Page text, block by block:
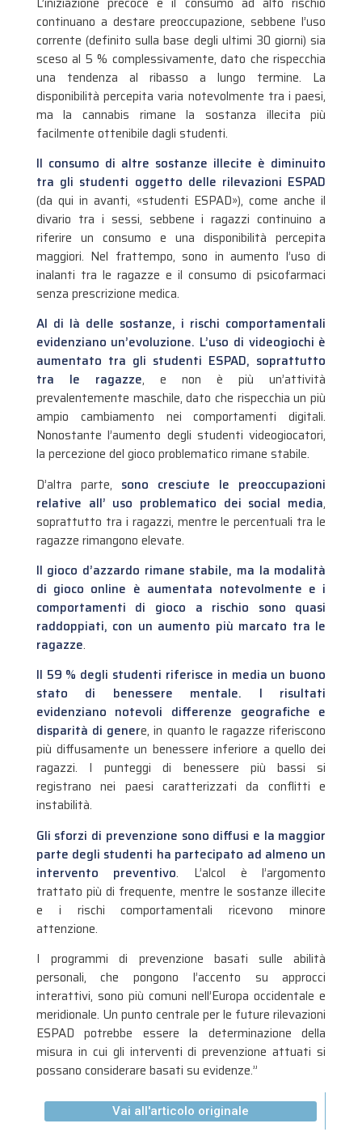
continuano a destare preoccupazione, sebbene l’uso
corrente (definito sulla base degli ultimi 30 giorni) sia
sceso al 5 % complessivamente, dato che rispecchia
una tendenza al ribasso a lungo termine. La
disponibilità percepita varia notevolmente tra i paesi,
ma la cannabis rimane la sostanza illecita più
facilmente ottenibile dagli studenti.
Il consumo di altre sostanze illecite è diminuito
tra gli studenti oggetto delle rilevazioni ESPAD
(da qui in avanti, «studenti ESPAD»), come anche il
divario tra i sessi, sebbene i ragazzi continuino a
riferire un consumo e una disponibilità percepita
maggiori. Nel frattempo, sono in aumento l’uso di
inalanti tra le ragazze e il consumo di psicofarmaci
senza prescrizione medica.
Al di là delle sostanze, i rischi comportamentali
evidenziano un’evoluzione. L’uso di videogiochi è
aumentato tra gli studenti ESPAD, soprattutto
tra le ragazze, e non è più un’attività
prevalentemente maschile, dato che rispecchia un più
ampio cambiamento nei comportamenti digitali.
Nonostante l’aumento degli studenti videogiocatori,
la percezione del gioco problematico rimane stabile.
D’altra parte, sono cresciute le preoccupazioni
relative all’ uso problematico dei social media,
soprattutto tra i ragazzi, mentre le percentuali tra le
ragazze rimangono elevate.
Il gioco d’azzardo rimane stabile, ma la modalità
di gioco online è aumentata notevolmente e i
comportamenti di gioco a rischio sono quasi
raddoppiati, con un aumento più marcato tra le
ragazze.
Il 59 % degli studenti riferisce in media un buono
stato di benessere mentale. I risultati
evidenziano notevoli differenze geografiche e
disparità di genere, in quanto le ragazze riferiscono
più diffusamente un benessere inferiore a quello dei
ragazzi. I punteggi di benessere più bassi si
registrano nei paesi caratterizzati da conflitti e
instabilità.
Gli sforzi di prevenzione sono diffusi e la maggior
parte degli studenti ha partecipato ad almeno un
intervento preventivo. L’alcol è l’argomento
trattato più di frequente, mentre le sostanze illecite
e i rischi comportamentali ricevono minore
attenzione.
I programmi di prevenzione basati sulle abilità
personali, che pongono l’accento su approcci
interattivi, sono più comuni nell’Europa occidentale e
meridionale. Un punto centrale per le future rilevazioni
ESPAD potrebbe essere la determinazione della
misura in cui gli interventi di prevenzione attuati si
possano considerare basati su evidenze.”
Vai all'articolo originale